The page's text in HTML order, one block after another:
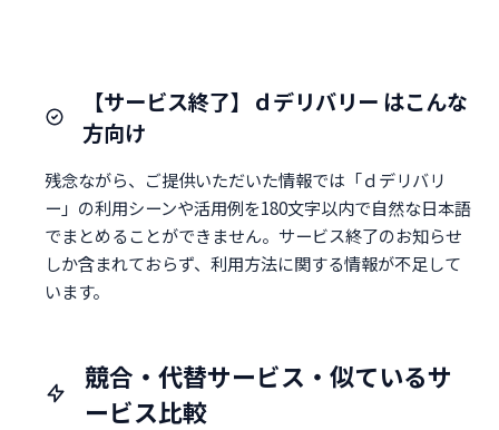
【サービス終了】ｄデリバリー はこんな
方向け
残念ながら、ご提供いただいた情報では「ｄデリバリ
ー」の利用シーンや活用例を180文字以内で自然な日本語
でまとめることができません。サービス終了のお知らせ
しか含まれておらず、利用方法に関する情報が不足して
います。
競合・代替サービス・似ているサ
ービス比較